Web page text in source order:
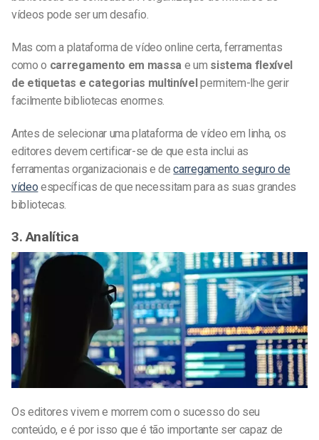
vídeos pode ser um desafio.
Mas com a plataforma de vídeo online certa, ferramentas
como o carregamento em massa e um sistema flexível
de etiquetas e categorias multinívelpermitem-lhe gerir
facilmente bibliotecas enormes.
Antes de selecionar uma plataforma de vídeo em linha, os
editores devem certificar-se de que esta inclui as
ferramentas organizacionais e decarregamento seguro de
vídeo específicas de que necessitam para as suas grandes
bibliotecas.
3. Analítica
Os editores vivem e morrem com o sucesso do seu
conteúdo, e é por isso que é tão importante ser capaz de